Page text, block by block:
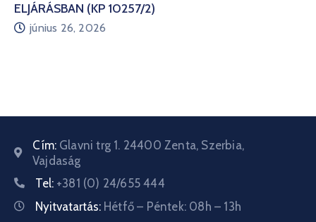
ELJÁRÁSBAN (KP 10257/2)
június 26, 2026
Cím: Glavni trg 1. 24400 Zenta, Szerbia,
Vajdaság
Tel: +381 (0) 24/655 444
Nyitvatartás: Hétfő – Péntek: 08h – 13h